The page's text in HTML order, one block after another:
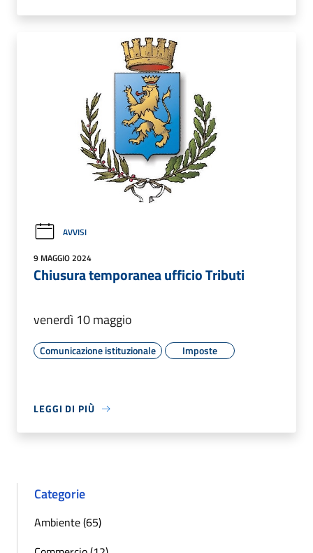
AVVISI
9 MAGGIO 2024
Chiusura temporanea ufficio Tributi
venerdì 10 maggio
Comunicazione istituzionale Imposte
LEGGI DI PIÙ
Categorie
Ambiente (65)